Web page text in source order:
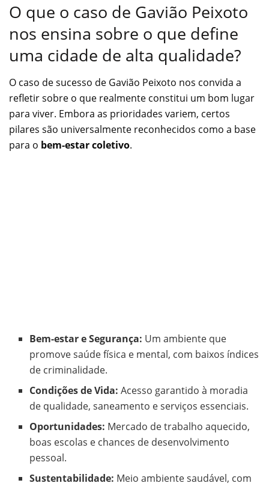
O que o caso de Gavião Peixoto
nos ensina sobre o que define
uma cidade de alta qualidade?
O caso de sucesso de Gavião Peixoto nos convida a
refletir sobre o que realmente constitui um bom lugar
para viver. Embora as prioridades variem, certos
pilares são universalmente reconhecidos como a base
para o bem-estar coletivo.
Bem-estar e Segurança: Um ambiente que
promove saúde física e mental, com baixos índices
de criminalidade.
Condições de Vida: Acesso garantido à moradia
de qualidade, saneamento e serviços essenciais.
Oportunidades: Mercado de trabalho aquecido,
boas escolas e chances de desenvolvimento
pessoal.
Sustentabilidade: Meio ambiente saudável, com